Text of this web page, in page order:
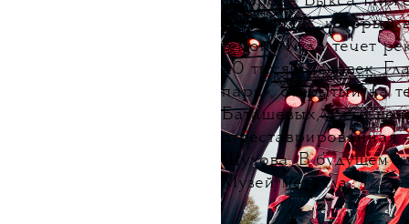
фестиваль»,
темой «Куда течет
40 тысяч человек.
парк», открытый на
Баташевых, а его
Шухова. В будущем
Музей металла.